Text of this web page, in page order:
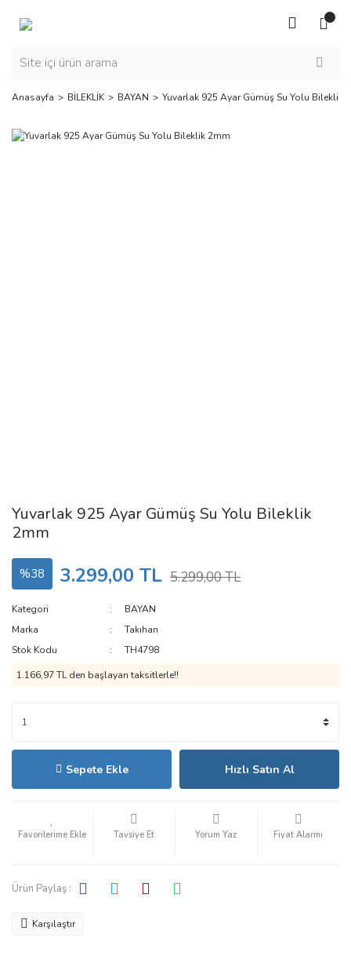
Anasayfa BİLEKLİK BAYAN Yuvarlak 925 Ayar Gümüş Su Yolu Bileklik
Yuvarlak 925 Ayar Gümüş Su Yolu Bileklik
2mm
%38 3.299,00 TL 5.299,00 TL
Kategori
BAYAN
Marka
Takıhan
Stok Kodu
TH4798
1.166,97 TL den başlayan taksitlerle!!
Sepete Ekle Hızlı Satın Al
Tavsiye Et Yorum Yaz Fiyat Alarmı
Ürün Paylaş :
Karşılaştır